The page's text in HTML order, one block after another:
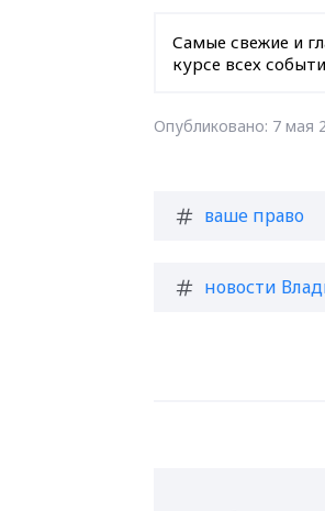
Самые свежие и
курсе всех
Опубликовано: 7 мая
ваше право
новости